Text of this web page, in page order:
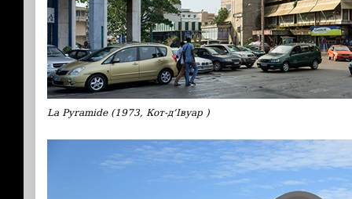
La Pyramide (1973, Кот-д’Івуар )